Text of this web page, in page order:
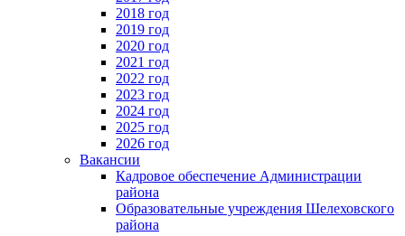
2018 год
2019 год
2020 год
2021 год
2022 год
2023 год
2024 год
2025 год
2026 год
Вакансии
Кадровое обеспечение Администрации
района
Образовательные учреждения Шелеховского
района